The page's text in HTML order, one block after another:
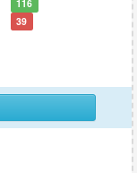
116
39